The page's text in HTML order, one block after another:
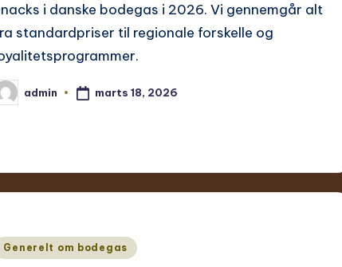
i danske bodegas i 2026. Vi gennemgår alt
standardpriser til regionale forskelle og
admin marts 18, 2026
Generelt om bodegas